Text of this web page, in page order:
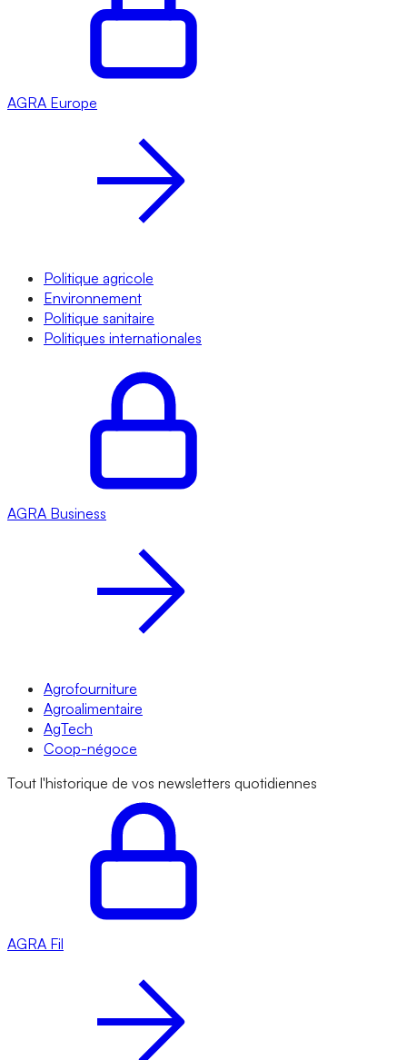
AGRA Europe
Politique agricole
Environnement
Politique sanitaire
Politiques internationales
AGRA Business
Agrofourniture
Agroalimentaire
AgTech
Coop-négoce
Tout l'historique de vos newsletters quotidiennes
AGRA Fil